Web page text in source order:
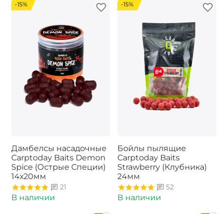
-15%
Дамбелсы насадочные
Carptoday Baits Demon
Spice (Острые Специи)
14х20мм
21
В наличии
-15%
Бойлы пылящие
Carptoday Baits
Strawberry (Клубника)
24мм
52
В наличии